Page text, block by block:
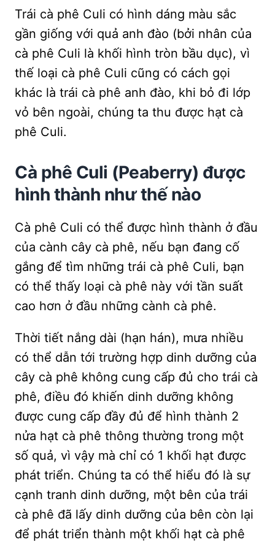
Trái cà phê Culi có hình dáng màu sắc
gần giống với quả anh đào (bởi nhân của
cà phê Culi là khối hình tròn bầu dục), vì
thế loại cà phê Culi cũng có cách gọi
khác là trái cà phê anh đào, khi bỏ đi lớp
vỏ bên ngoài, chúng ta thu được hạt cà
phê Culi.
Cà phê Culi (Peaberry) được
hình thành như thế nào
Cà phê Culi có thể được hình thành ở đầu
của cành cây cà phê, nếu bạn đang cố
gắng để tìm những trái cà phê Culi, bạn
có thể thấy loại cà phê này với tần suất
cao hơn ở đầu những cành cà phê.
Thời tiết nắng dài (hạn hán), mưa nhiều
có thể dẫn tới trường hợp dinh dưỡng của
cây cà phê không cung cấp đủ cho trái cà
phê, điều đó khiến dinh dưỡng không
được cung cấp đầy đủ để hình thành 2
nửa hạt cà phê thông thường trong một
số quả, vì vậy mà chỉ có 1 khối hạt được
phát triển. Chúng ta có thể hiểu đó là sự
cạnh tranh dinh dưỡng, một bên của trái
cà phê đã lấy dinh dưỡng của bên còn lại
để phát triển thành một khối hạt cà phê